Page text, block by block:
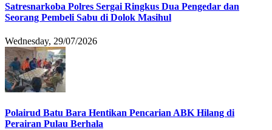
Satresnarkoba Polres Sergai Ringkus Dua Pengedar dan
Seorang Pembeli Sabu di Dolok Masihul
Wednesday, 29/07/2026
Polairud Batu Bara Hentikan Pencarian ABK Hilang di
Perairan Pulau Berhala